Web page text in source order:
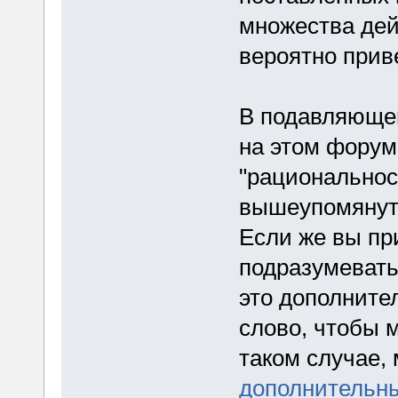
множества
вероятно
В
на этом
Если же вы
это
слово, чтобы
таком